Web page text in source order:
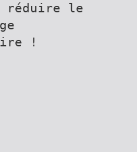
réduire le
!